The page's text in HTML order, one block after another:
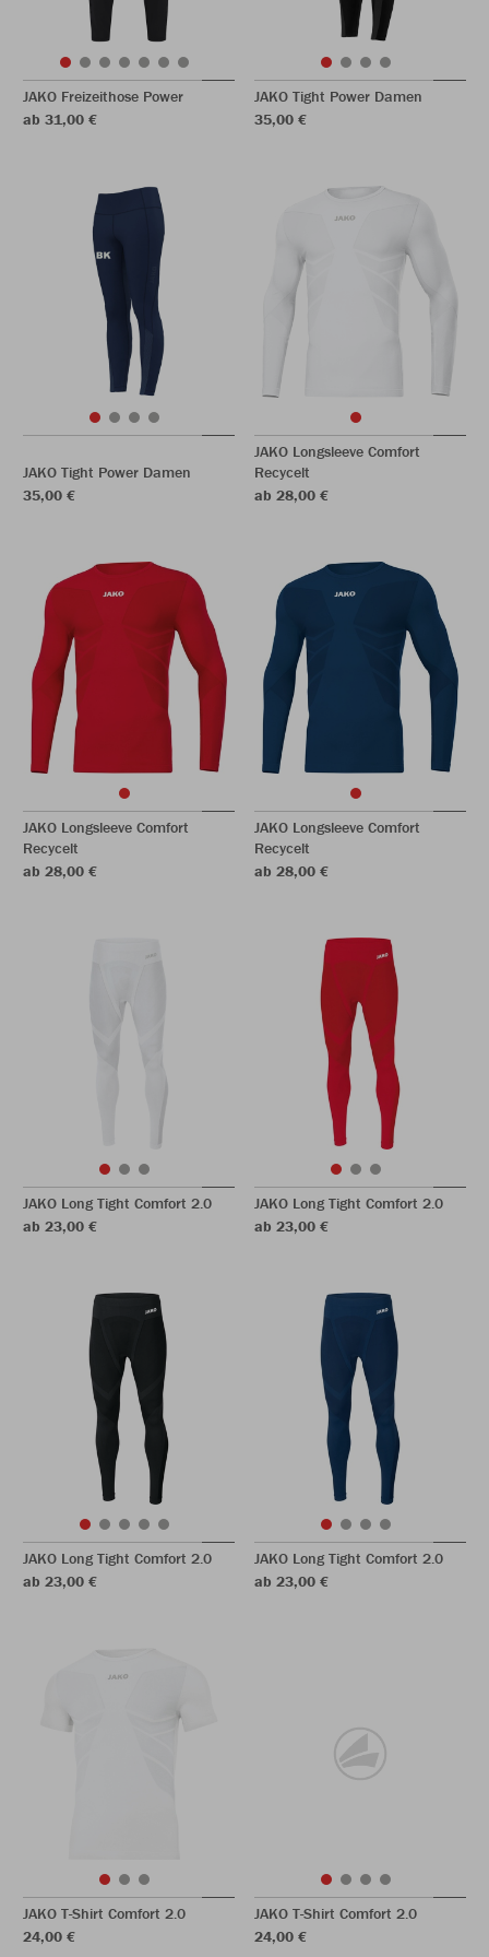
JAKO Freizeithose Power
ab 31,00 €
JAKO Tight Power Damen
35,00 €
JAKO Tight Power Damen
35,00 €
JAKO Longsleeve Comfort
Recycelt
ab 28,00 €
JAKO Longsleeve Comfort
Recycelt
ab 28,00 €
JAKO Longsleeve Comfort
Recycelt
ab 28,00 €
JAKO Long Tight Comfort 2.0
ab 23,00 €
JAKO Long Tight Comfort 2.0
ab 23,00 €
JAKO Long Tight Comfort 2.0
ab 23,00 €
JAKO Long Tight Comfort 2.0
ab 23,00 €
JAKO T-Shirt Comfort 2.0
24,00 €
JAKO T-Shirt Comfort 2.0
24,00 €